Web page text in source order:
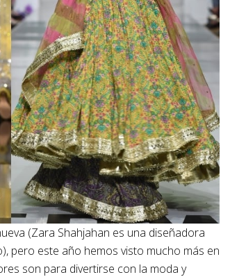
(Zara Shahjahan es una diseñadora
pero este año hemos visto mucho más en
son para divertirse con la moda y